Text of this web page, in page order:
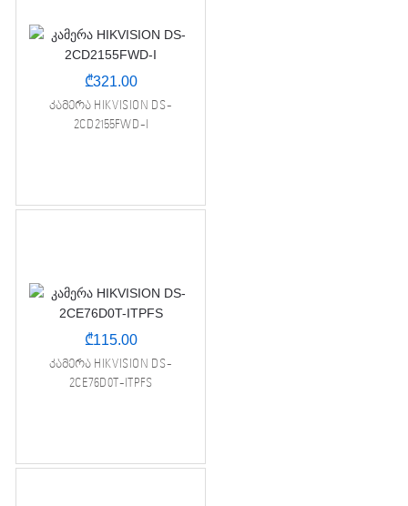
₾321.00
კამერა HIKVISION DS-
2CD2155FWD-I
₾115.00
კამერა HIKVISION DS-
2CE76D0T-ITPFS